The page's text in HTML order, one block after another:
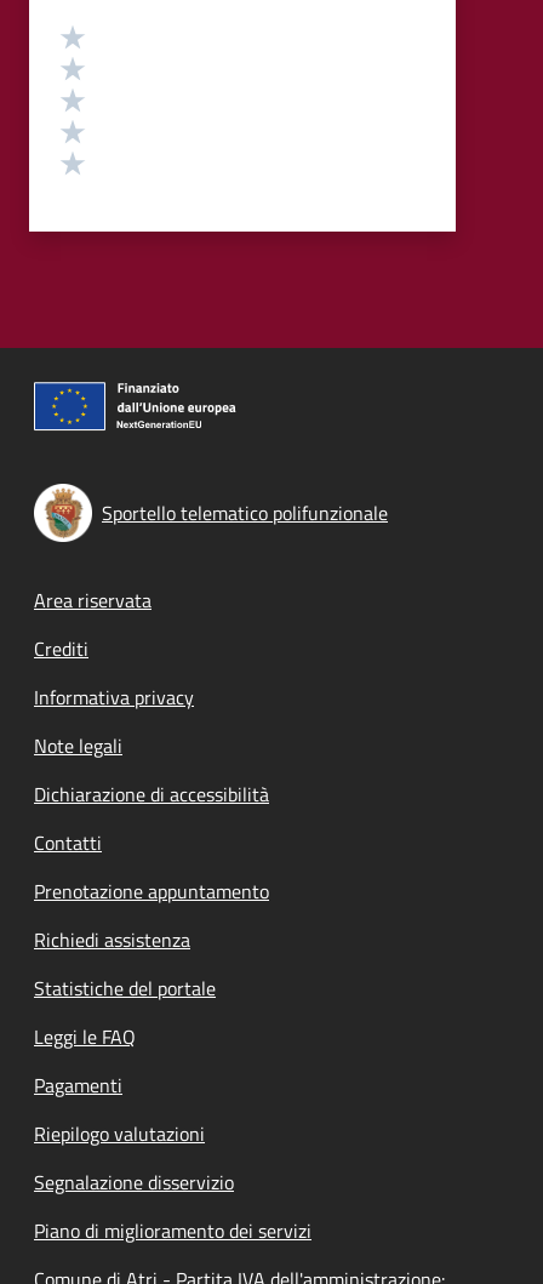
Valutazione
Sportello telematico polifunzionale
Footer menu
Area riservata
Crediti
Informativa privacy
Note legali
Dichiarazione di accessibilità
Contatti
Prenotazione appuntamento
Richiedi assistenza
Statistiche del portale
Leggi le FAQ
Pagamenti
Riepilogo valutazioni
Segnalazione disservizio
Piano di miglioramento dei servizi